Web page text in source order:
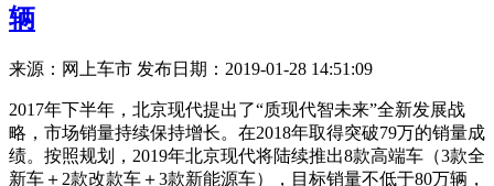
辆
来源：网上车市 发布日期：2019-01-28 14:51:09
2017年下半年，北京现代提出了“质现代智未来”全新发展战
略，市场销量持续保持增长。在2018年取得突破79万的销量成
绩。按照规划，2019年北京现代将陆续推出8款高端车（3款全
新车＋2款改款车＋3款新能源车），目标销量不低于80万辆，